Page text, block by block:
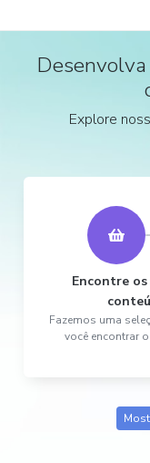
Explore
Encontre
Fazemos uma
você encontrar